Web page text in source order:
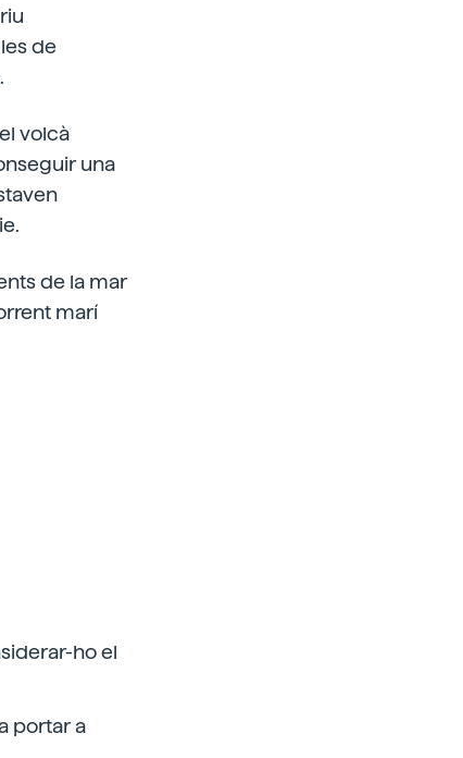
de
volcà
una
de la mar
marí
ho el
portar a